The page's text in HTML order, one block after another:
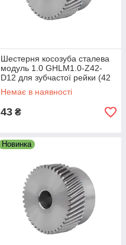
Шестерня косозуба сталева
модуль 1.0 GHLM1.0-Z42-
D12 для зубчастої рейки (42
зубів, діам. 12 мм)
Немає в наявності
43 ₴
Новинка